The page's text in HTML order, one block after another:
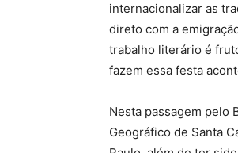
internacionalizar as
direto com a
trabalho literário é
fazem essa festa
Nesta passagem pelo
Geográfico de Santa